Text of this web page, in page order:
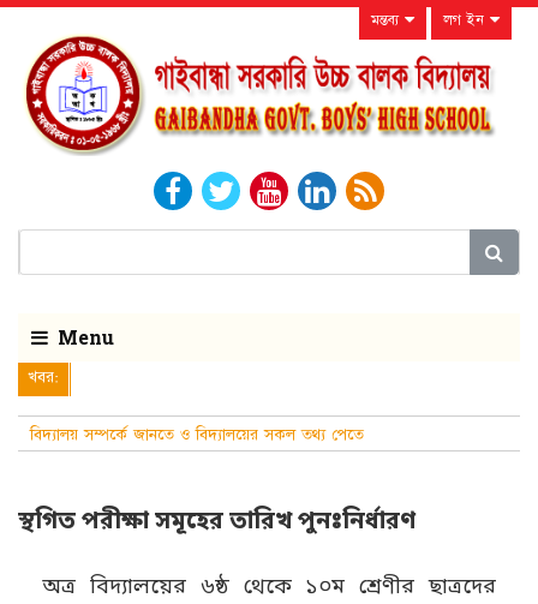
মন্তব্য লগ ইন
Menu
খবর:
বিদ্যালয় সম্পর্কে জানতে ও বিদ্যালয়ের সকল তথ্য পেতে
স্থগিত পরীক্ষা সমূহের তারিখ পুনঃনির্ধারণ
অত্র বিদ্যালয়ের ৬ষ্ঠ থেকে ১০ম শ্রেণীর ছাত্রদের